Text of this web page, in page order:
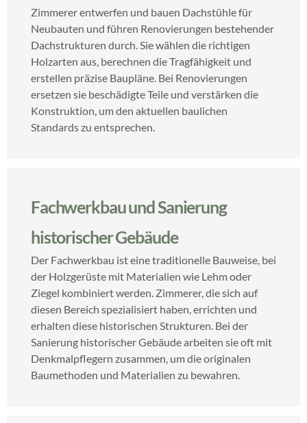
Zimmerer entwerfen und bauen Dachstühle für
Neubauten und führen Renovierungen bestehender
Dachstrukturen durch. Sie wählen die richtigen
Holzarten aus, berechnen die Tragfähigkeit und
erstellen präzise Baupläne. Bei Renovierungen
ersetzen sie beschädigte Teile und verstärken die
Konstruktion, um den aktuellen baulichen
Standards zu entsprechen.
Fachwerkbau und Sanierung
historischer Gebäude
Der Fachwerkbau ist eine traditionelle Bauweise, bei
der Holzgerüste mit Materialien wie Lehm oder
Ziegel kombiniert werden. Zimmerer, die sich auf
diesen Bereich spezialisiert haben, errichten und
erhalten diese historischen Strukturen. Bei der
Sanierung historischer Gebäude arbeiten sie oft mit
Denkmalpflegern zusammen, um die originalen
Baumethoden und Materialien zu bewahren.